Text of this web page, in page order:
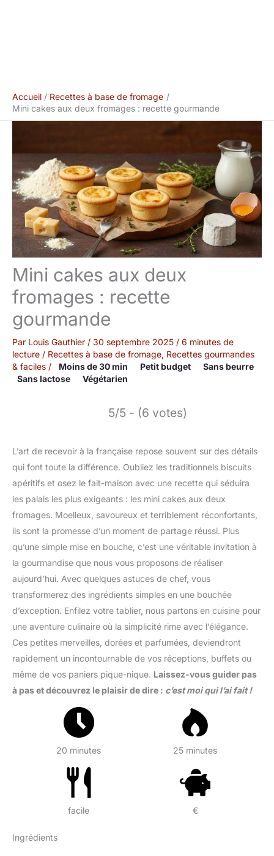
Accueil
Recettes à base de fromage
Mini cakes aux deux fromages : recette gourmande
Mini cakes aux deux
fromages : recette
gourmande
Par Louis Gauthier / 30 septembre 2025 / 6 minutes de
lecture / Recettes à base de fromage, Recettes gourmandes
& faciles / Moins de 30 min Petit budget
Sans beurre
Sans lactose
Végétarien
5/5 - (6 votes)
L’art de recevoir à la française repose souvent sur des détails
qui font toute la différence. Oubliez les traditionnels biscuits
apéritifs et osez le fait-maison avec une recette qui séduira
les palais les plus exigeants : les mini cakes aux deux
fromages. Moelleux, savoureux et terriblement réconfortants,
ils sont la promesse d’un moment de partage réussi. Plus
qu’une simple mise en bouche, c’est une véritable invitation à
la gourmandise que nous vous proposons de réaliser
aujourd’hui. Avec quelques astuces de chef, vous
transformerez des ingrédients simples en une bouchée
d’exception. Enfilez votre tablier, nous partons en cuisine pour
une aventure culinaire où la simplicité rime avec l’élégance.
Ces petites merveilles, dorées et parfumées, deviendront
rapidement un incontournable de vos réceptions, buffets ou
même de vos paniers pique-nique. Laissez-vous guider pas
à pas et découvrez le plaisir de dire : c’est moi qui l’ai fait !
20 minutes 25 minutes
facile €
Ingrédients